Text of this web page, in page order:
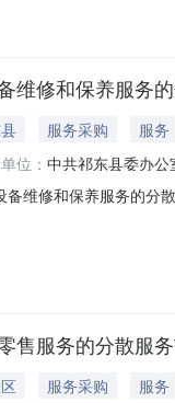
维修和保养服务
服务采购 服务
位： 中共祁东县委办公
维修和保养服务的分
、采购单位信息采购
售服务的分散服
服务采购 服务